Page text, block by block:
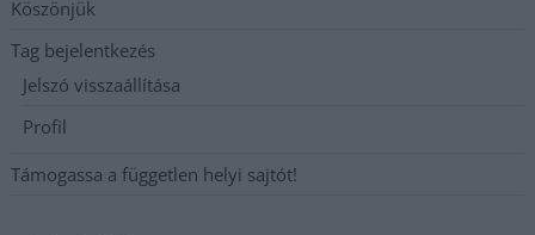
Köszönjük
Tag bejelentkezés
Jelszó visszaállítása
Profil
Támogassa a független helyi sajtót!